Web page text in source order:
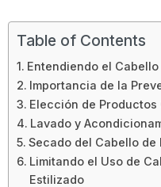
Table of Contents
Entendiendo el Cabello
Importancia de la
Elección de
Lavado y
Secado del Cabello de
Limitando el Uso de
Estilizado